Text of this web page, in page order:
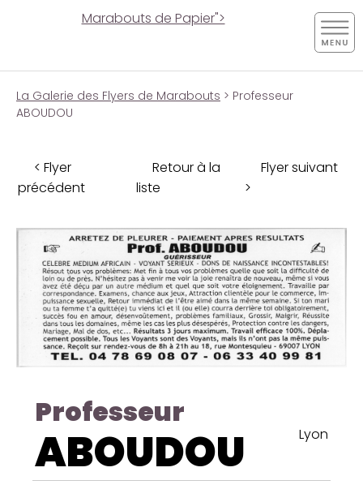
Marabouts de Papier">
La Galerie des Flyers de Marabouts > Professeur
ABOUDOU
< Flyer
précédent
Retour à la
liste
Flyer suivant
>
Professeur
ABOUDOU Lyon